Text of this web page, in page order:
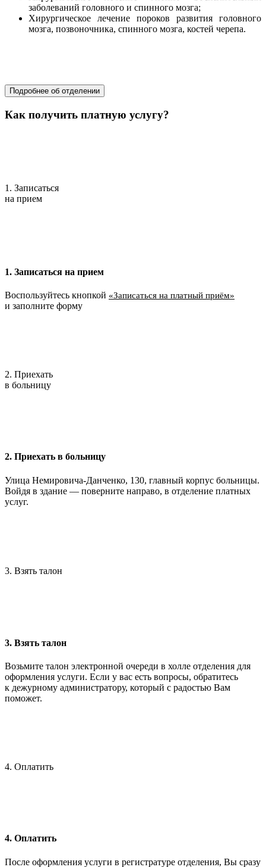
заболеваний головного и спинного мозга;
Хирургическое лечение пороков развития головного
мозга, позвоночника, спинного мозга, костей черепа.
Подробнее об отделении
Как получить платную услугу?
1. Записаться
на прием
1. Записаться на прием
Воспользуйтесь кнопкой «Записаться на платный приём»
и заполните форму
2. Приехать
в больницу
2. Приехать в больницу
Улица Немировича-Данченко, 130, главный корпус больницы.
Войдя в здание — поверните направо, в отделение платных
услуг.
3. Взять талон
3. Взять талон
Возьмите талон электронной очереди в холле отделения для
оформления услуги. Если у вас есть вопросы, обратитесь
к дежурному администратору, который с радостью Вам
поможет.
4. Оплатить
4. Оплатить
После оформления услуги в регистратуре отделения, Вы сразу